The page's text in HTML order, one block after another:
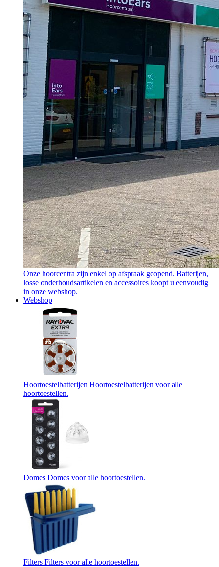
Onze hoorcentra zijn enkel op afspraak geopend. Batterijen,
losse onderhoudsartikelen en accessoires koopt u eenvoudig
in onze webshop.
Webshop
Hoortoestelbatterijen Hoortoestelbatterijen voor alle
hoortoestellen.
Domes Domes voor alle hoortoestellen.
Filters Filters voor alle hoortoestellen.